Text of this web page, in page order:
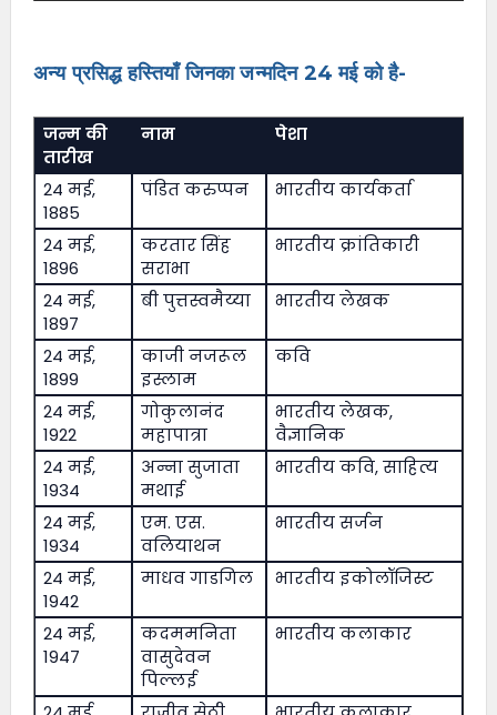
अन्य प्रसिद्ध हस्तियाँ जिनका जन्मदिन 24 मई को है-
जन्म की
तारीख
नाम पेशा
24 मई,
1885
पंडित करुप्पन भारतीय कार्यकर्ता
24 मई,
1896
करतार सिंह
सराभा
भारतीय क्रांतिकारी
24 मई,
1897
बी पुत्तस्वमैय्या भारतीय लेखक
24 मई,
1899
काजी नजरूल
इस्लाम
कवि
24 मई,
1922
गोकुलानंद
महापात्रा
भारतीय लेखक,
वैज्ञानिक
24 मई,
1934
अन्ना सुजाता
मथाई
भारतीय कवि, साहित्य
24 मई,
1934
एम. एस.
वलियाथन
भारतीय सर्जन
24 मई,
1942
माधव गाडगिल भारतीय इकोलॉजिस्ट
24 मई,
1947
कदममनिता
वासुदेवन
पिल्लई
भारतीय कलाकार